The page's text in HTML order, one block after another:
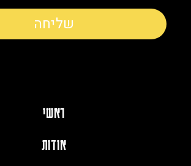
שליחה
ראשי
אודות